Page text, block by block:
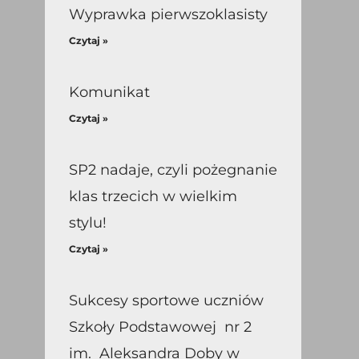
Wyprawka pierwszoklasisty
Czytaj »
Komunikat
Czytaj »
SP2 nadaje, czyli pożegnanie
klas trzecich w wielkim
stylu!
Czytaj »
Sukcesy sportowe uczniów
Szkoły Podstawowej nr 2
im. Aleksandra Doby w